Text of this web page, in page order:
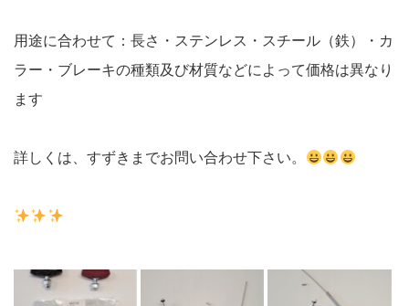
用途に合わせて：長さ・ステンレス・スチール（鉄）・カ
ラー・ブレーキの種類及び材質などによって価格は異なり
ます
詳しくは、すずきまでお問い合わせ下さい。